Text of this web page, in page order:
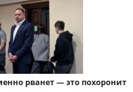
рванет — это похоронит